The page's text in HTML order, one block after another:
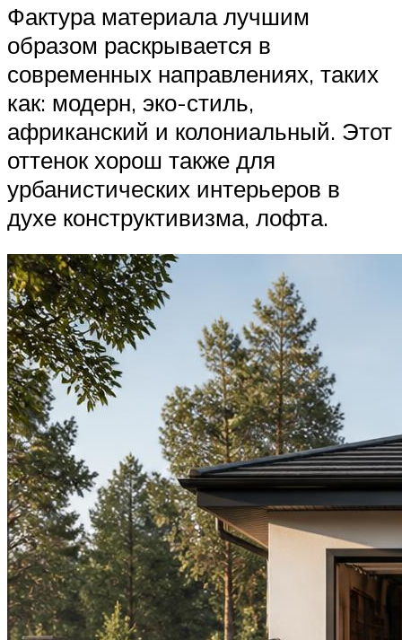
Фактура материала лучшим
образом раскрывается в
современных направлениях, таких
как: модерн, эко-стиль,
африканский и колониальный. Этот
оттенок хорош также для
урбанистических интерьеров в
духе конструктивизма, лофта.